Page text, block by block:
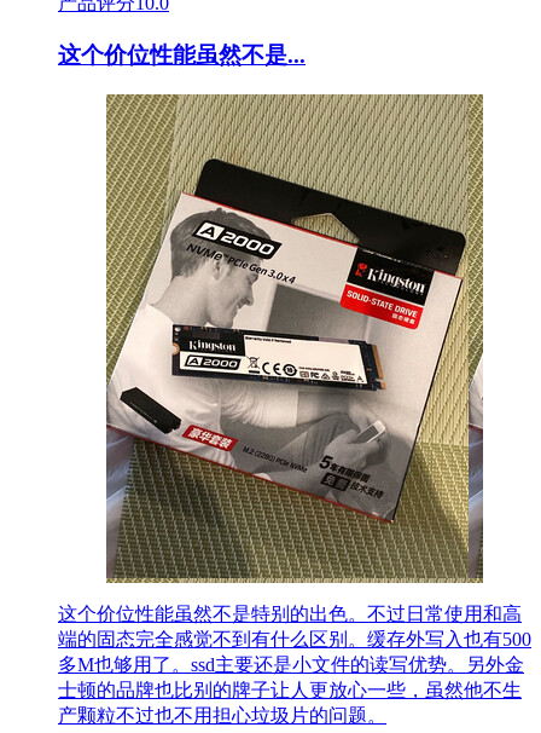
这个价位性能虽然不是...
这个价位性能虽然不是特别的出色。不过日常使用和高
端的固态完全感觉不到有什么区别。缓存外写入也有500
多M也够用了。ssd主要还是小文件的读写优势。另外金
士顿的品牌也比别的牌子让人更放心一些，虽然他不生
产颗粒不过也不用担心垃圾片的问题。